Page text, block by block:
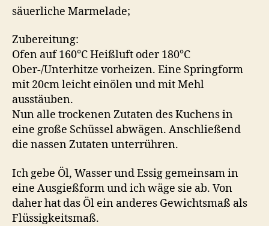
säuerliche Marmelade;
Zubereitung:
Ofen auf 160°C Heißluft oder 180°C
Ober-/Unterhitze vorheizen. Eine Springform
mit 20cm leicht einölen und mit Mehl
ausstäuben.
Nun alle trockenen Zutaten des Kuchens in
eine große Schüssel abwägen. Anschließend
die nassen Zutaten unterrühren.
Ich gebe Öl, Wasser und Essig gemeinsam in
eine Ausgießform und ich wäge sie ab. Von
daher hat das Öl ein anderes Gewichtsmaß als
Flüssigkeitsmaß.